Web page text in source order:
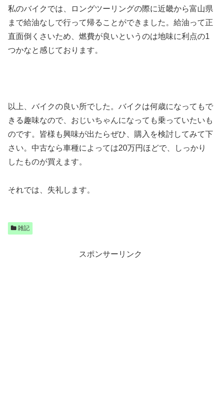
私のバイクでは、ロングツーリングの際に近畿から富山県
まで給油なしで行って帰ることができました。給油って正
直面倒くさいため、燃費が良いというのは地味に利点の1
つかなと感じております。
以上、バイクの良い所でした。バイクは何歳になってもで
きる趣味なので、おじいちゃんになっても乗っていたいも
のです。皆様も興味が出たらぜひ、購入を検討してみて下
さい。中古なら車種によっては20万円ほどで、しっかり
したものが買えます。
それでは、失礼します。
雑記
スポンサーリンク